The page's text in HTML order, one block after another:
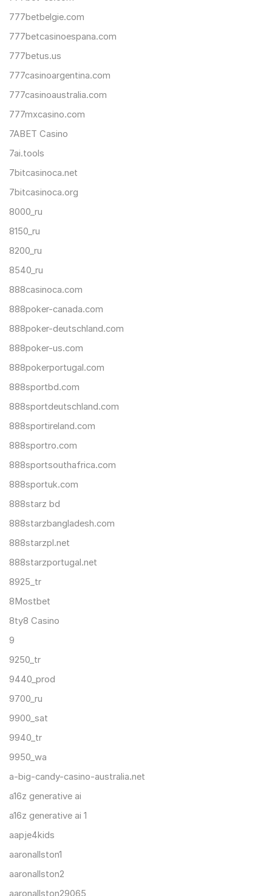
777betbelgie.com
777betcasinoespana.com
777betus.us
777casinoargentina.com
777casinoaustralia.com
777mxcasino.com
7ABET Casino
7ai.tools
7bitcasinoca.net
7bitcasinoca.org
8000_ru
8150_ru
8200_ru
8540_ru
888casinoca.com
888poker-canada.com
888poker-deutschland.com
888poker-us.com
888pokerportugal.com
888sportbd.com
888sportdeutschland.com
888sportireland.com
888sportro.com
888sportsouthafrica.com
888sportuk.com
888starz bd
888starzbangladesh.com
888starzpl.net
888starzportugal.net
8925_tr
8Mostbet
8ty8 Casino
9
9250_tr
9440_prod
9700_ru
9900_sat
9940_tr
9950_wa
a-big-candy-casino-australia.net
a16z generative ai
a16z generative ai 1
aapje4kids
aaronallston1
aaronallston2
aaronallston29065